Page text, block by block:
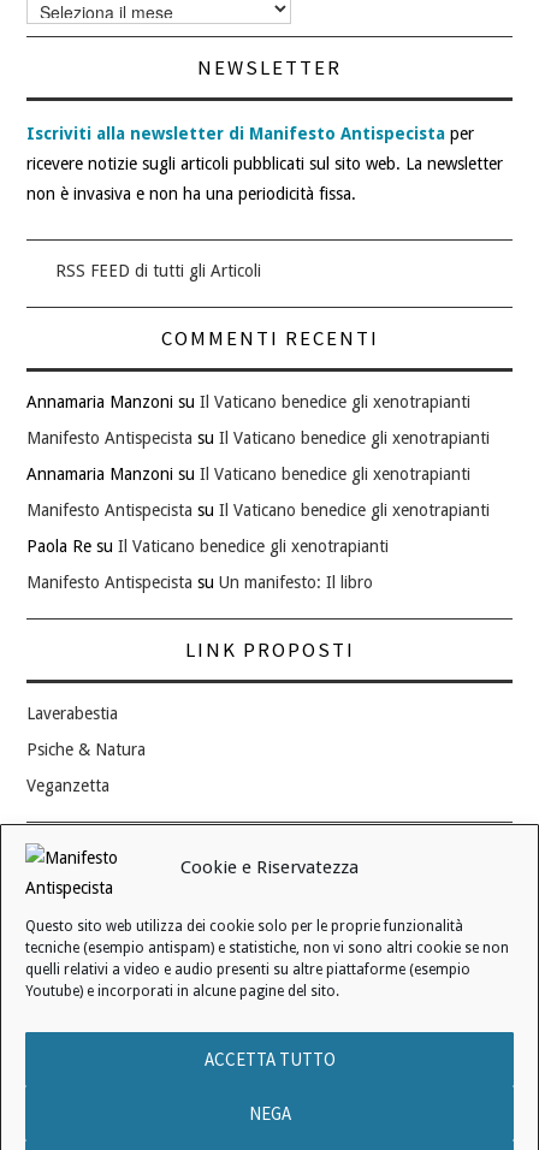
Cookie e Riservatezza
Questo sito web utilizza dei cookie solo per le proprie funzionalità
tecniche (esempio antispam) e statistiche, non vi sono altri cookie se non
quelli relativi a video e audio presenti su altre piattaforme (esempio
Youtube) e incorporati in alcune pagine del sito.
ACCETTA TUTTO
NEGA
articoli
NEWSLETTER
Iscriviti alla newsletter di Manifesto Antispecista per
ricevere notizie sugli articoli pubblicati sul sito web. La newsletter
non è invasiva e non ha una periodicità fissa.
RSS FEED di tutti gli Articoli
COMMENTI RECENTI
Annamaria Manzoni suIl Vaticano benedice gli xenotrapianti
Manifesto Antispecista suIl Vaticano benedice gli xenotrapianti
Annamaria Manzoni suIl Vaticano benedice gli xenotrapianti
Manifesto Antispecista suIl Vaticano benedice gli xenotrapianti
Paola Re suIl Vaticano benedice gli xenotrapianti
Manifesto Antispecista suUn manifesto: Il libro
LINK PROPOSTI
Laverabestia
Psiche & Natura
Veganzetta
Modifica consenso ai cookie
REVOCA IL TUO CONSENSO
Stato attuale: Negato
INFORMATIVA SUI COOKIE|